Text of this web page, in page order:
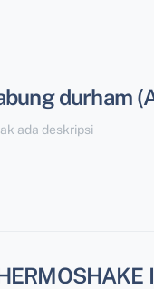
durham
ada deskripsi